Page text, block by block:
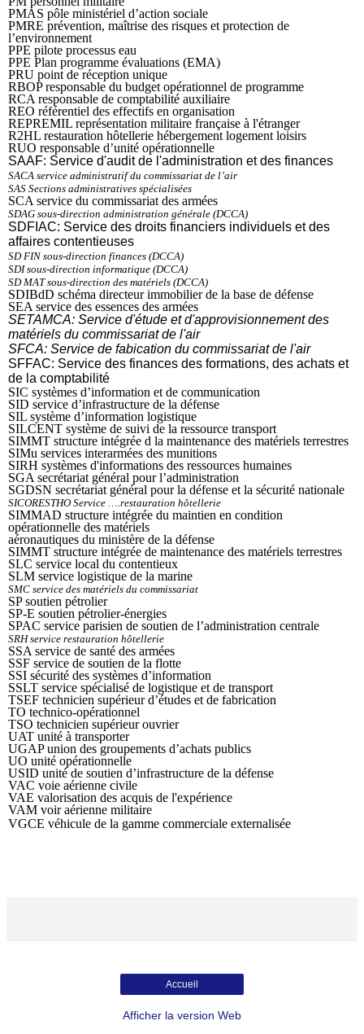
PMAS pôle ministériel d’action sociale
PMRE prévention, maîtrise des risques et protection de
l’environnement
PPE pilote processus eau
PPE Plan programme évaluations (EMA)
PRU point de réception unique
RBOP responsable du budget opérationnel de programme
RCA responsable de comptabilité auxiliaire
REO référentiel des effectifs en organisation
REPREMIL représentation militaire française à l'étranger
R2HL restauration hôtellerie hébergement logement loisirs
RUO responsable d’unité opérationnelle
SAAF: Service d'audit de l'administration et des finances
SACA service administratif du commissariat de l’air
SAS Sections administratives spécialisées
SCA service du commissariat des armées
SDAG sous-direction administration générale (DCCA)
SDFIAC: Service des droits financiers individuels et des
affaires contentieuses
SD FIN sous-direction finances (DCCA)
SDI sous-direction informatique (DCCA)
SD MAT sous-direction des matériels (DCCA)
SDIBdD schéma directeur immobilier de la base de défense
SEA service des essences des armées
SETAMCA: Service d'étude et d'approvisionnement des
matériels du commissariat de l'air
SFCA: Service de fabication du commissariat de l'air
SFFAC: Service des finances des formations, des achats et
de la comptabilité
SIC systèmes d’information et de communication
SID service d’infrastructure de la défense
SIL système d’information logistique
SILCENT système de suivi de la ressource transport
SIMMT structure intégrée d la maintenance des matériels terrestres
SIMu services interarmées des munitions
SIRH systèmes d'informations des ressources humaines
SGA secrétariat général pour l’administration
SGDSN secrétariat général pour la défense et la sécurité nationale
SICORESTHO Service ….restauration hôtellerie
SIMMAD structure intégrée du maintien en condition
opérationnelle des matériels
aéronautiques du ministère de la défense
SIMMT structure intégrée de maintenance des matériels terrestres
SLC service local du contentieux
SLM service logistique de la marine
SMC service des matériels du commissariat
SP soutien pétrolier
SP-E soutien pétrolier-énergies
SPAC service parisien de soutien de l’administration centrale
SRH service restauration hôtellerie
SSA service de santé des armées
SSF service de soutien de la flotte
SSI sécurité des systèmes d’information
SSLT service spécialisé de logistique et de transport
TSEF technicien supérieur d’études et de fabrication
TO technico-opérationnel
TSO technicien supérieur ouvrier
UAT unité à transporter
UGAP union des groupements d’achats publics
UO unité opérationnelle
USID unité de soutien d’infrastructure de la défense
VAC voie aérienne civile
VAE valorisation des acquis de l'expérience
VAM voir aérienne militaire
VGCE véhicule de la gamme commerciale externalisée
Accueil
Afficher la version Web